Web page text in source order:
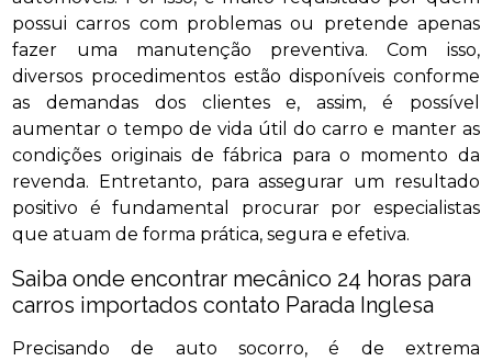
possui carros com problemas ou pretende apenas
fazer uma manutenção preventiva. Com isso,
diversos procedimentos estão disponíveis conforme
as demandas dos clientes e, assim, é possível
aumentar o tempo de vida útil do carro e manter as
condições originais de fábrica para o momento da
revenda. Entretanto, para assegurar um resultado
positivo é fundamental procurar por especialistas
que atuam de forma prática, segura e efetiva.
Saiba onde encontrar mecânico 24 horas para
carros importados contato Parada Inglesa
Precisando de auto socorro, é de extrema